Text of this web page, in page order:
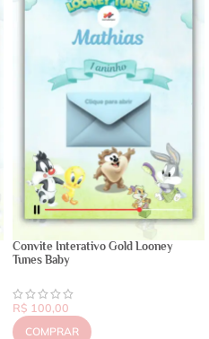
Convite Interativo Gold Looney
Tunes Baby
R$ 100,00
COMPRAR